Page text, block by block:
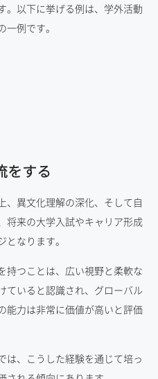
。以下に挙げる例は、学外活動
例です。
をする
、異文化理解の深化、そして自
将来の大学入試やキャリア形成
なります。
持つことは、広い視野と柔軟な
ていると認識され、グローバル
能力は非常に価値が高いと評価
は、こうした経験を通じて培っ